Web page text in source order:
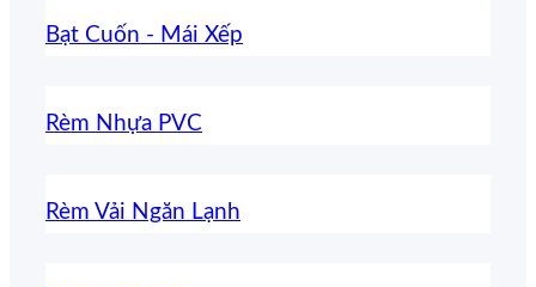
Bạt Cuốn - Mái Xếp
Rèm Nhựa PVC
Rèm Vải Ngăn Lạnh